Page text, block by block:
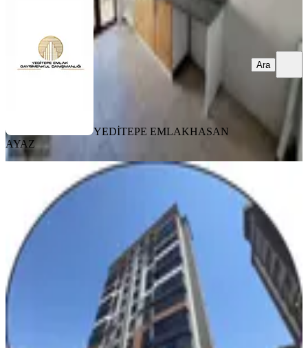
YEDİTEPE EMLAKHASAN
AYAZ
Ara
Repa Gayrimenkul Adem
Özdemir'den Metro Market Arkası
Şehitkamil, Osmangazi Mahallesi
·300 m² ·10. Kat 07.08.2026
115.000 ₺